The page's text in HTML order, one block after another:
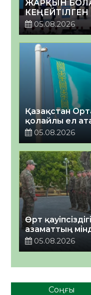
ЖАРҚЫН
КЕҢЕЙТІЛГЕН
05.08.2026
Қазақстан
қолайлы ел
05.08.2026
Өрт
азаматтың
05.08.2026
Соңғы